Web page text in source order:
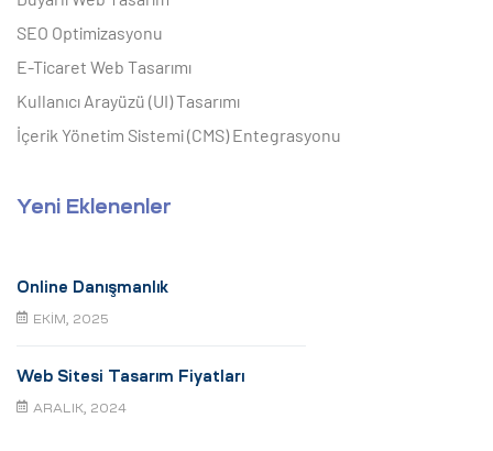
SEO Optimizasyonu
E-Ticaret Web Tasarımı
Kullanıcı Arayüzü (UI) Tasarımı
İçerik Yönetim Sistemi (CMS) Entegrasyonu
Yeni Eklenenler
Online Danışmanlık
EKIM, 2025
Web Sitesi Tasarım Fiyatları
ARALIK, 2024